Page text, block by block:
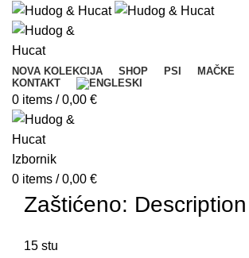
NOVA KOLEKCIJA SHOP PSI MAČKE
KONTAKT
0 items / 0,00 €
Izbornik
0 items / 0,00 €
Zaštićeno: Description
15 stu